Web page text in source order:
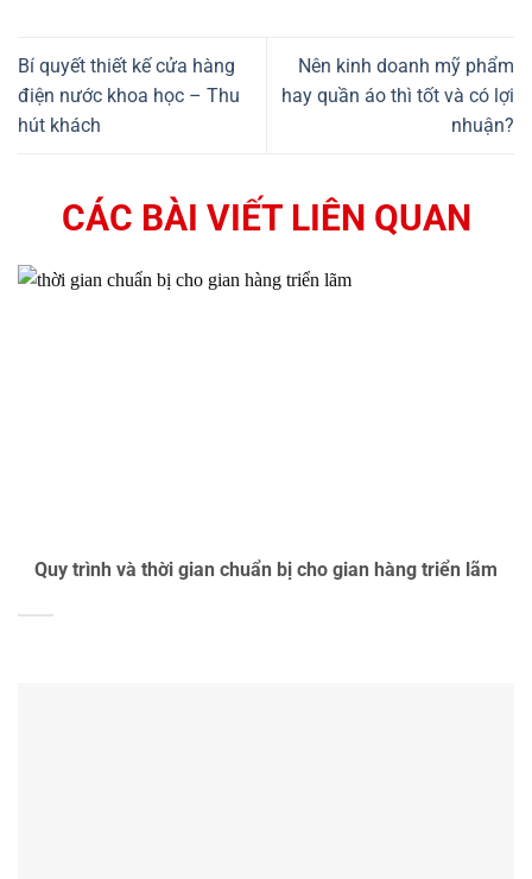
Bí quyết thiết kế cửa hàng
điện nước khoa học – Thu
hút khách
Nên kinh doanh mỹ phẩm
hay quần áo thì tốt và có lợi
nhuận?
CÁC BÀI VIẾT LIÊN QUAN
Quy trình và thời gian chuẩn bị cho gian hàng triển lãm